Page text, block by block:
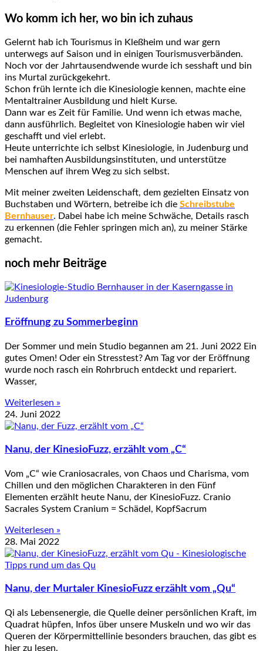
Wo komm ich her, wo bin ich zuhaus
Gelernt hab ich Tourismus in Kleßheim und war gern
unterwegs auf Saison und in einigen Tourismusverbänden.
Noch vor der Jahrtausendwende wurde ich sesshaft und bin
ins Murtal zurückgekehrt.
Schon früh lernte ich die Kinesiologie kennen, machte eine
Mentaltrainer Ausbildung und hielt Kurse.
Dann war es Zeit für Familie. Und wenn ich etwas mache,
dann ausführlich. Begleitet von Kinesiologie haben wir viel
geschafft und viel erlebt.
Heute unterrichte ich selbst Kinesiologie, in Judenburg und
bei namhaften Ausbildungsinstituten, und unterstütze
Menschen auf ihrem Weg zu sich selbst.
Mit meiner zweiten Leidenschaft, dem gezielten Einsatz von
Buchstaben und Wörtern, betreibe ich die Schreibstube
Bernhauser. Dabei habe ich meine Schwäche, Details rasch
zu erkennen (die Fehler springen mich an), zu meiner Stärke
gemacht.
noch mehr Beiträge
Eröffnung zu Sommerbeginn
Der Sommer und mein Studio begannen am 21. Juni 2022 Ein
gutes Omen! Oder ein Stresstest? Am Tag vor der Eröffnung
wurde noch rasch ein Rohrbruch entdeckt und repariert.
Wasser,
Weiterlesen »
24. Juni 2022
Nanu, der KinesioFuzz, erzählt vom „C“
Vom „C“ wie Craniosacrales, von Chaos und Charisma, vom
Chillen und den möglichen Charakteren in den Fünf
Elementen erzählt heute Nanu, der KinesioFuzz. Cranio
Sacrales System Cranium = Schädel, KopfSacrum
Weiterlesen »
28. Mai 2022
Nanu, der Murtaler KinesioFuzz erzählt vom „Qu“
Qi als Lebensenergie, die Quelle deiner persönlichen Kraft, im
Quadrat hüpfen, Infos über unsere Muskeln und wo wir das
Queren der Körpermittellinie besonders brauchen, das gibt es
hier zu lesen.